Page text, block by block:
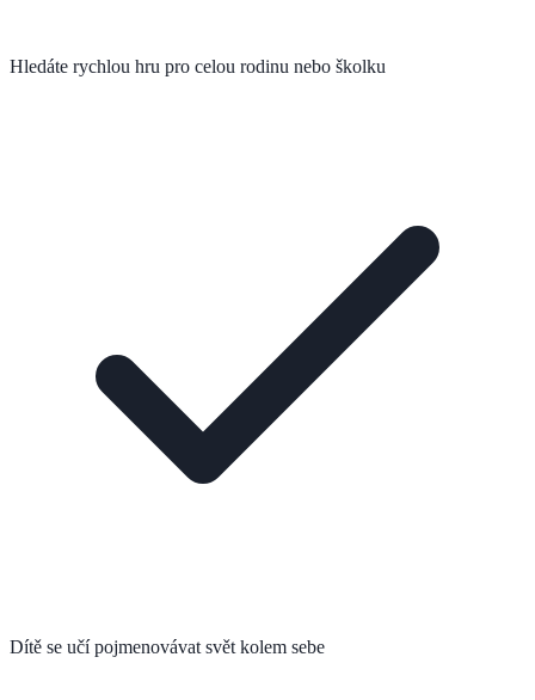
Hledáte rychlou hru pro celou rodinu nebo školku
Dítě se učí pojmenovávat svět kolem sebe